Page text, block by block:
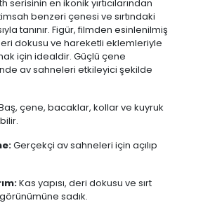
serisinin en ikonik yırtıcılarından
benzeri çenesi ve sırtındaki
tanınır. Figür, filmden esinlenilmiş
dokusu ve hareketli eklemleriyle
için idealdir. Güçlü çene
av sahneleri etkileyici şekilde
çene, bacaklar, kollar ve kuyruk
Gerçekçi av sahneleri için açılıp
Kas yapısı, deri dokusu ve sırt
sadık.